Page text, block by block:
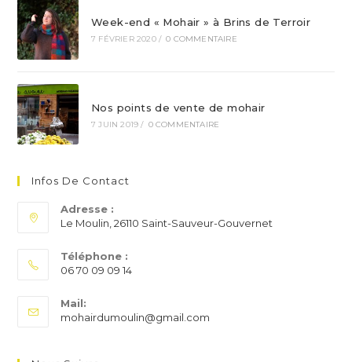
Week-end « Mohair » à Brins de Terroir
7 FÉVRIER 2020 / 0 COMMENTAIRE
Nos points de vente de mohair
7 JUIN 2019 / 0 COMMENTAIRE
Infos De Contact
Adresse :
Le Moulin, 26110 Saint-Sauveur-Gouvernet
Téléphone :
06 70 09 09 14
dans
votre
Mail:
mohairdumoulin@gmail.com